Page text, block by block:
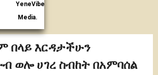
YeneVibe
Media.
በላይ እርዳታችሁን
ወሎ ሀገረ ስብከት በአምባሰል